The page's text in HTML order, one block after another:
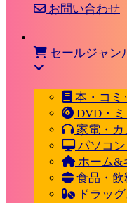
お問い合わせ
セールジャン
本・コミ
DVD・
家電・
パソコン
ホーム&
食品・
ドラッ